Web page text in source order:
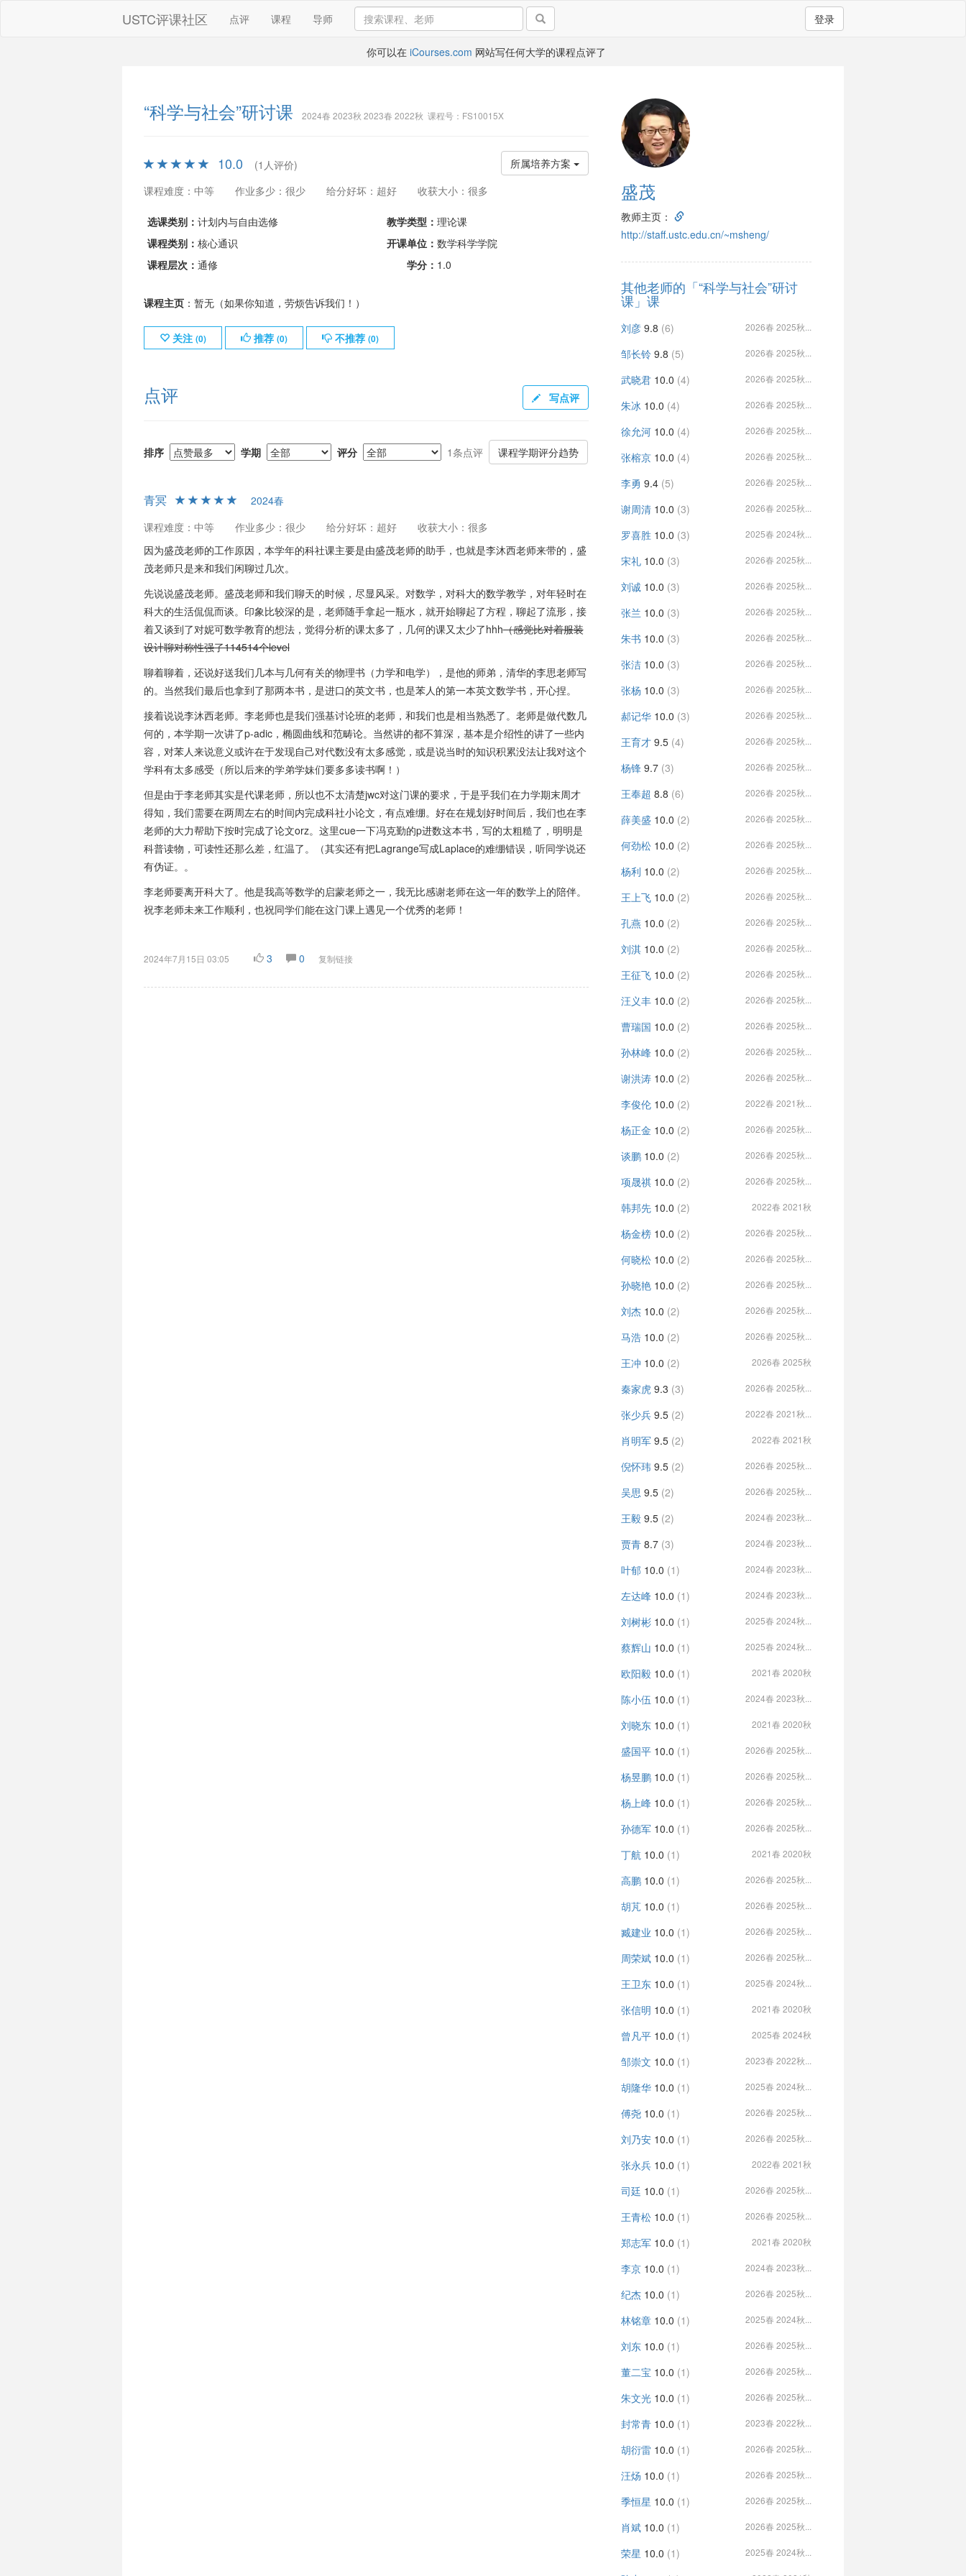
USTC评课社区 点评 课程 导师 登录
你可以在 iCourses.com 网站写任何大学的课程点评了
“科学与社会”研讨课 2024春 2023秋 2023春 2022秋 课程号：FS10015X
所属培养方案
10.0
(1人评价)
课程难度：中等
作业多少：很少 给分好坏：超好 收获大小：很多
选课类别： 计划内与自由选修 教学类型： 理论课
课程类别： 核心通识 开课单位： 数学科学学院
课程层次： 通修 学分： 1.0
课程主页：暂无（如果你知道，劳烦告诉我们！）
关注 (0) 推荐 (0) 不推荐 (0)
点评 写点评
排序 学期 评分 1条点评 课程学期评分趋势
青冥
2024春
课程难度：中等
作业多少：很少 给分好坏：超好
收获大小：很多
因为盛茂老师的工作原因，本学年的科社课主要是由盛茂老师的助手，也就是李沐西老师来带的，盛
茂老师只是来和我们闲聊过几次。
先说说盛茂老师。盛茂老师和我们聊天的时候，尽显风采。对数学，对科大的数学教学，对年轻时在
科大的生活侃侃而谈。印象比较深的是，老师随手拿起一瓶水，就开始聊起了方程，聊起了流形，接
着又谈到了对妮可数学教育的想法，觉得分析的课太多了，几何的课又太少了hhh（感觉比对着服装
设计聊对称性强了114514个level
聊着聊着，还说好送我们几本与几何有关的物理书（力学和电学），是他的师弟，清华的李思老师写
的。当然我们最后也拿到了那两本书，是进口的英文书，也是苯人的第一本英文数学书，开心捏。
接着说说李沐西老师。李老师也是我们强基讨论班的老师，和我们也是相当熟悉了。老师是做代数几
何的，本学期一次讲了p-adic，椭圆曲线和范畴论。当然讲的都不算深，基本是介绍性的讲了一些内
容，对苯人来说意义或许在于发现自己对代数没有太多感觉，或是说当时的知识积累没法让我对这个
学科有太多感受（所以后来的学弟学妹们要多多读书啊！）
但是由于李老师其实是代课老师，所以也不太清楚jwc对这门课的要求，于是乎我们在力学期末周才
得知，我们需要在两周左右的时间内完成科社小论文，有点难绷。好在在规划好时间后，我们也在李
老师的大力帮助下按时完成了论文orz。这里cue一下冯克勤的p进数这本书，写的太粗糙了，明明是
科普读物，可读性还那么差，红温了。（其实还有把Lagrange写成Laplace的难绷错误，听同学说还
有伪证。。
李老师要离开科大了。他是我高等数学的启蒙老师之一，我无比感谢老师在这一年的数学上的陪伴。
祝李老师未来工作顺利，也祝同学们能在这门课上遇见一个优秀的老师！
2024年7月15日 03:05 3 0 复制链接
盛茂
教师主页：
http://staff.ustc.edu.cn/~msheng/
其他老师的「“科学与社会”研讨
课」课
刘彦 9.8 (6) 2026春 2025秋...
邹长铃 9.8 (5) 2026春 2025秋...
武晓君 10.0 (4) 2026春 2025秋...
朱冰 10.0 (4) 2026春 2025秋...
徐允河 10.0 (4) 2026春 2025秋...
张榕京 10.0 (4) 2026春 2025秋...
李勇 9.4 (5) 2026春 2025秋...
谢周清 10.0 (3) 2026春 2025秋...
罗喜胜 10.0 (3) 2025春 2024秋...
宋礼 10.0 (3) 2026春 2025秋...
刘诚 10.0 (3) 2026春 2025秋...
张兰 10.0 (3) 2026春 2025秋...
朱书 10.0 (3) 2026春 2025秋...
张洁 10.0 (3) 2026春 2025秋...
张杨 10.0 (3) 2026春 2025秋...
郝记华 10.0 (3) 2026春 2025秋...
王育才 9.5 (4) 2026春 2025秋...
杨锋 9.7 (3) 2026春 2025秋...
王奉超 8.8 (6) 2026春 2025秋...
薛美盛 10.0 (2) 2026春 2025秋...
何劲松 10.0 (2) 2026春 2025秋...
杨利 10.0 (2) 2026春 2025秋...
王上飞 10.0 (2) 2026春 2025秋...
孔燕 10.0 (2) 2026春 2025秋...
刘淇 10.0 (2) 2026春 2025秋...
王征飞 10.0 (2) 2026春 2025秋...
汪义丰 10.0 (2) 2026春 2025秋...
曹瑞国 10.0 (2) 2026春 2025秋...
孙林峰 10.0 (2) 2026春 2025秋...
谢洪涛 10.0 (2) 2026春 2025秋...
李俊伦 10.0 (2) 2022春 2021秋...
杨正金 10.0 (2) 2026春 2025秋...
谈鹏 10.0 (2) 2026春 2025秋...
项晟祺 10.0 (2) 2026春 2025秋...
韩邦先 10.0 (2) 2022春 2021秋
杨金榜 10.0 (2) 2026春 2025秋...
何晓松 10.0 (2) 2026春 2025秋...
孙晓艳 10.0 (2) 2026春 2025秋...
刘杰 10.0 (2) 2026春 2025秋...
马浩 10.0 (2) 2026春 2025秋...
王冲 10.0 (2) 2026春 2025秋
秦家虎 9.3 (3) 2026春 2025秋...
张少兵 9.5 (2) 2022春 2021秋...
肖明军 9.5 (2) 2022春 2021秋
倪怀玮 9.5 (2) 2026春 2025秋...
吴思 9.5 (2) 2026春 2025秋...
王毅 9.5 (2) 2024春 2023秋...
贾青 8.7 (3) 2024春 2023秋...
叶郁 10.0 (1) 2024春 2023秋...
左达峰 10.0 (1) 2024春 2023秋...
刘树彬 10.0 (1) 2025春 2024秋...
蔡辉山 10.0 (1) 2025春 2024秋...
欧阳毅 10.0 (1) 2021春 2020秋
陈小伍 10.0 (1) 2024春 2023秋...
刘晓东 10.0 (1) 2021春 2020秋
盛国平 10.0 (1) 2026春 2025秋...
杨昱鹏 10.0 (1) 2026春 2025秋...
杨上峰 10.0 (1) 2026春 2025秋...
孙德军 10.0 (1) 2026春 2025秋...
丁航 10.0 (1) 2021春 2020秋
高鹏 10.0 (1) 2026春 2025秋...
胡芃 10.0 (1) 2026春 2025秋...
臧建业 10.0 (1) 2026春 2025秋...
周荣斌 10.0 (1) 2026春 2025秋...
王卫东 10.0 (1) 2025春 2024秋...
张信明 10.0 (1) 2021春 2020秋
曾凡平 10.0 (1) 2025春 2024秋
邹崇文 10.0 (1) 2023春 2022秋...
胡隆华 10.0 (1) 2025春 2024秋...
傅尧 10.0 (1) 2026春 2025秋...
刘乃安 10.0 (1) 2026春 2025秋...
张永兵 10.0 (1) 2022春 2021秋
司廷 10.0 (1) 2026春 2025秋...
王青松 10.0 (1) 2026春 2025秋...
郑志军 10.0 (1) 2021春 2020秋
李京 10.0 (1) 2024春 2023秋...
纪杰 10.0 (1) 2026春 2025秋...
林铭章 10.0 (1) 2025春 2024秋...
刘东 10.0 (1) 2026春 2025秋...
董二宝 10.0 (1) 2026春 2025秋...
朱文光 10.0 (1) 2026春 2025秋...
封常青 10.0 (1) 2023春 2022秋...
胡衍雷 10.0 (1) 2026春 2025秋...
汪炀 10.0 (1) 2026春 2025秋...
季恒星 10.0 (1) 2026春 2025秋...
肖斌 10.0 (1) 2026春 2025秋...
荣星 10.0 (1) 2025春 2024秋...